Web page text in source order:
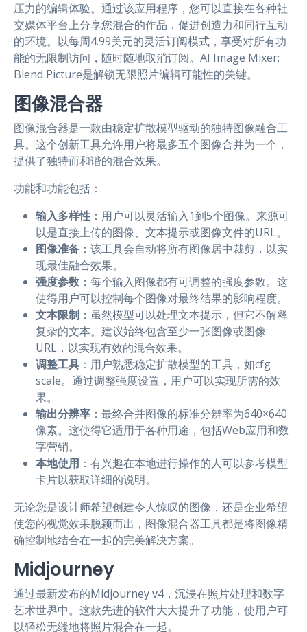
压力的编辑体验。通过该应用程序，您可以直接在各种社
交媒体平台上分享您混合的作品，促进创造力和同行互动
的环境。以每周4.99美元的灵活订阅模式，享受对所有功
能的无限制访问，随时随地取消订阅。AI Image Mixer:
Blend Picture是解锁无限照片编辑可能性的关键。
图像混合器
图像混合器是一款由稳定扩散模型驱动的独特图像融合工
具。这个创新工具允许用户将最多五个图像合并为一个，
提供了独特而和谐的混合效果。
功能和功能包括：
输入多样性 ：用户可以灵活输入1到5个图像。来源可
以是直接上传的图像、文本提示或图像文件的URL。
图像准备 ：该工具会自动将所有图像居中裁剪，以实
现最佳融合效果。
强度参数 ：每个输入图像都有可调整的强度参数。这
使得用户可以控制每个图像对最终结果的影响程度。
文本限制 ：虽然模型可以处理文本提示，但它不解释
复杂的文本。建议始终包含至少一张图像或图像
URL，以实现有效的混合效果。
调整工具 ：用户熟悉稳定扩散模型的工具，如cfg
scale。通过调整强度设置，用户可以实现所需的效
果。
输出分辨率 ：最终合并图像的标准分辨率为640×640
像素。这使得它适用于各种用途，包括Web应用和数
字营销。
本地使用 ：有兴趣在本地进行操作的人可以参考模型
卡片以获取详细的说明。
无论您是设计师希望创建令人惊叹的图像，还是企业希望
使您的视觉效果脱颖而出，图像混合器工具都是将图像精
确控制地结合在一起的完美解决方案。
Midjourney
通过最新发布的Midjourney v4，沉浸在照片处理和数字
艺术世界中。这款先进的软件大大提升了功能，使用户可
以轻松无缝地将照片混合在一起。